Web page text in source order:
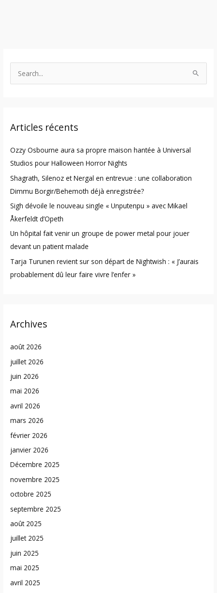
c
f
o
r
:
Articles récents
Ozzy Osbourne aura sa propre maison hantée à Universal
Studios pour Halloween Horror Nights
Shagrath, Silenoz et Nergal en entrevue : une collaboration
Dimmu Borgir/Behemoth déjà enregistrée?
Sigh dévoile le nouveau single « Unputenpu » avec Mikael
Åkerfeldt d’Opeth
Un hôpital fait venir un groupe de power metal pour jouer
devant un patient malade
Tarja Turunen revient sur son départ de Nightwish : « J’aurais
probablement dû leur faire vivre l’enfer »
Archives
août 2026
juillet 2026
juin 2026
mai 2026
avril 2026
mars 2026
février 2026
janvier 2026
Décembre 2025
novembre 2025
octobre 2025
septembre 2025
août 2025
juillet 2025
juin 2025
mai 2025
avril 2025